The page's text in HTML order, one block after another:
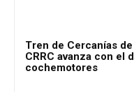
Tren de Cercanías
CRRC avanza con el
cochemotores